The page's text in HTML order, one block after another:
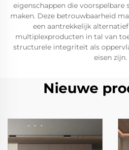
eigenschappen die
maken. Deze betrouwbaarheid
een aantrekkelijk
multiplexproducten in tal van
structurele integriteit als
eisen zijn.
Nieuwe